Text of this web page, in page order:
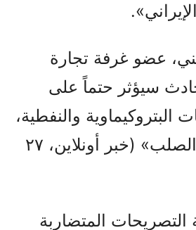
عضو غرفة تجارة
سيؤثر حتماً على
البتروكيماوية والنفطية،
وحتى صادرات الصلب» (خبر أونلاين، ٢٧
المتضاربة